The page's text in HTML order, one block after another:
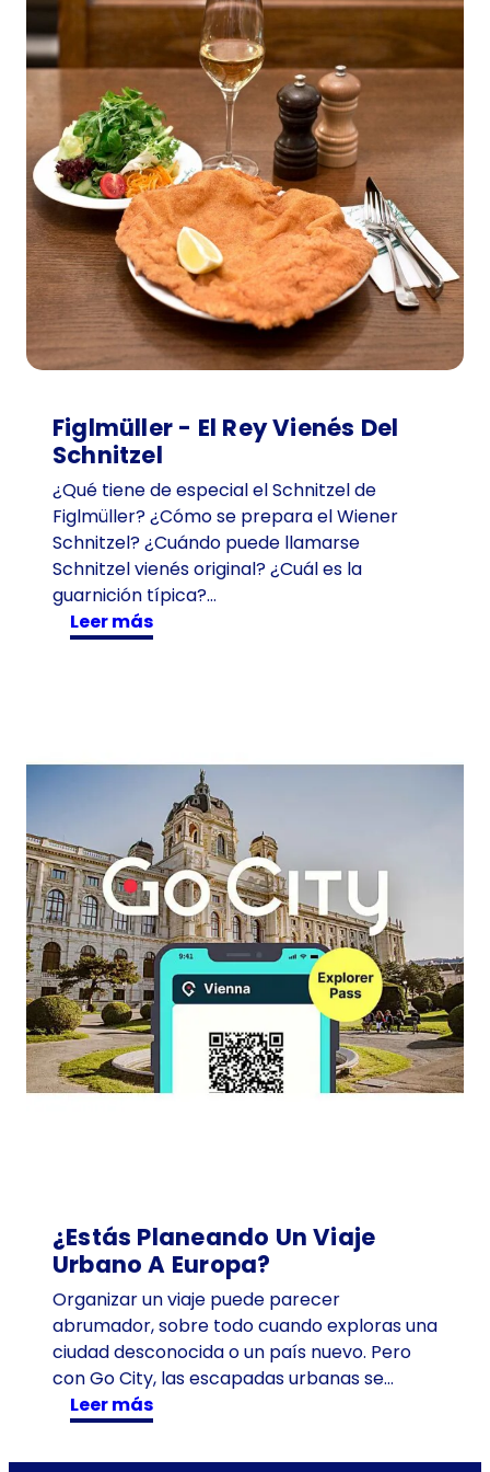
Figlmüller - El Rey Vienés Del
Schnitzel
¿Qué tiene de especial el Schnitzel de
Figlmüller? ¿Cómo se prepara el Wiener
Schnitzel? ¿Cuándo puede llamarse
Schnitzel vienés original? ¿Cuál es la
guarnición típica?…
Leer más:
F
e
r
-
e
l
r
y
v
i
d
e
l
s
c
h
n
i
z
¿Estás Planeando Un Viaje
Urbano A Europa?
Organizar un viaje puede parecer
abrumador, sobre todo cuando exploras una
ciudad desconocida o un país nuevo. Pero
con Go City, las escapadas urbanas se…
Leer más:
¿
E